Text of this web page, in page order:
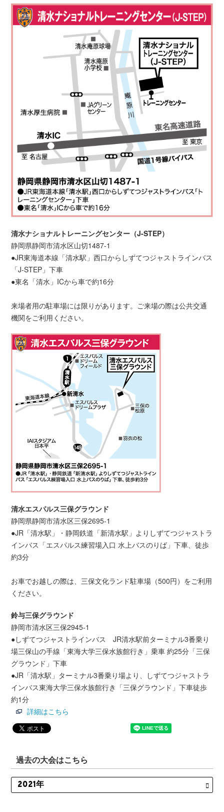
清水ナショナルトレーニングセンター（J-STEP）
静岡県静岡市清水区山切1487-1
●JR東海道本線「清水駅」西口からしずてつジャストラインバス
「J-STEP」下車
●東名「清水」ICから車で約16分
来場者用の駐車場には限りがあります。ご来場の際は公共交通
機関をご利用ください。
清水エスパルス三保グラウンド
静岡県静岡市清水区三保2695-1
●JR「清水駅」・静岡鉄道「新清水駅」よりしずてつジャストラ
インバス「エスパルス練習場入口 水上バスのりば」下車、徒歩
約3分
お車でお越しの際は、三保文化ランド駐車場（500円）をご利用
ください。
鈴与三保グラウンド
静岡市清水区三保2945-1
●しずてつジャストラインバス JR清水駅前ターミナル3番乗り
場三保山の手線「東海大学三保水族館行き」乗車 約25分「三保
グラウンド」下車
●JR「清水駅」ターミナル3番乗り場より、しずてつジャストラ
インバス東海大学三保水族館行き「三保グラウンド」下車徒歩
約1分
詳細はこちら
過去の大会はこちら